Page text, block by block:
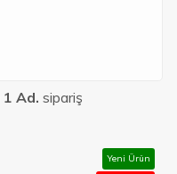
1 Ad. sipariş
Yeni Ürün